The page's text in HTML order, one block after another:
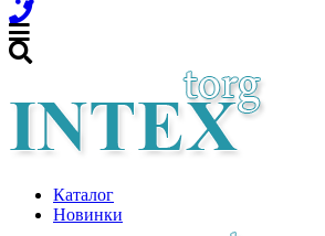
Каталог
Новинки